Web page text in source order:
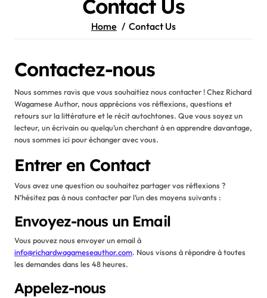
Contact Us
Home Contact Us
Contactez-nous
Nous sommes ravis que vous souhaitiez nous contacter ! Chez Richard
Wagamese Author, nous apprécions vos réflexions, questions et
retours sur la littérature et le récit autochtones. Que vous soyez un
lecteur, un écrivain ou quelqu’un cherchant à en apprendre davantage,
nous sommes ici pour échanger avec vous.
Entrer en Contact
Vous avez une question ou souhaitez partager vos réflexions ?
N’hésitez pas à nous contacter par l’un des moyens suivants :
Envoyez-nous un Email
Vous pouvez nous envoyer un email à
info@richardwagameseauthor.com. Nous visons à répondre à toutes
les demandes dans les 48 heures.
Appelez-nous